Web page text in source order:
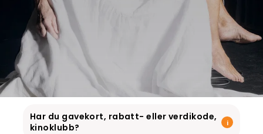
Har du gavekort, rabatt- eller verdikode,
kinoklubb?
i